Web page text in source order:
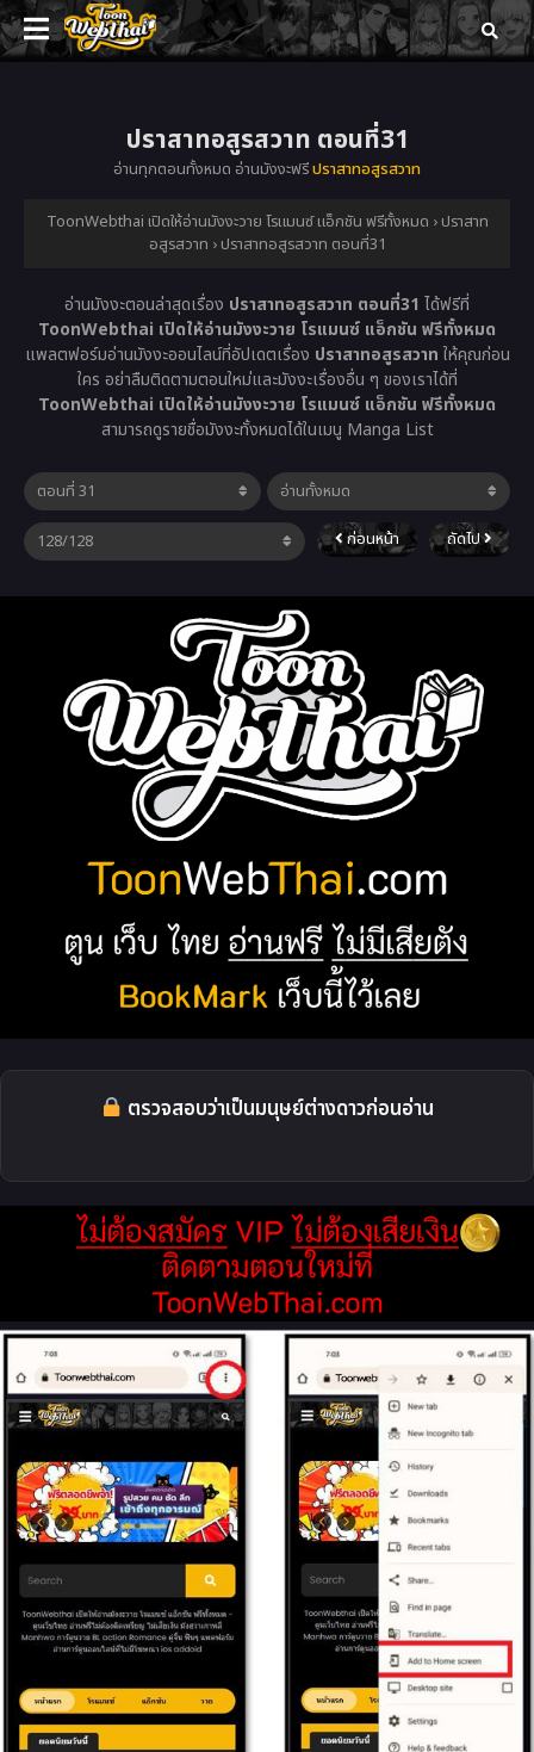
ปราสาทอสูรสวาท ตอนที่31
อ่านทุกตอนทั้งหมด อ่านมังงะฟรีปราสาทอสูรสวาท
ToonWebthai เปิดให้อ่านมังงะวาย โรแมนซ์ แอ็กชัน ฟรีทั้งหมด › ปราสาท
อสูรสวาท › ปราสาทอสูรสวาท ตอนที่31
อ่านมังงะตอนล่าสุดเรื่อง ปราสาทอสูรสวาท ตอนที่31 ได้ฟรีที่
ToonWebthai เปิดให้อ่านมังงะวาย โรแมนซ์ แอ็กชัน ฟรีทั้งหมด
แพลตฟอร์มอ่านมังงะออนไลน์ที่อัปเดตเรื่อง ปราสาทอสูรสวาท ให้คุณก่อน
ใคร อย่าลืมติดตามตอนใหม่และมังงะเรื่องอื่น ๆ ของเราได้ที่
ToonWebthai เปิดให้อ่านมังงะวาย โรแมนซ์ แอ็กชัน ฟรีทั้งหมด
สามารถดูรายชื่อมังงะทั้งหมดได้ในเมนู Manga List
ก่อนหน้า ถัดไป
ตรวจสอบว่าเป็นมนุษย์ต่างดาวก่อนอ่าน